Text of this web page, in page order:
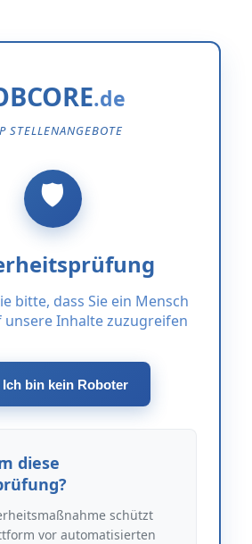
STELLENANGEBOTE
bitte, dass Sie ein Mensch
unsere Inhalte zuzugreifen
Ich bin kein Roboter
diese
schützt
vor automatisierten